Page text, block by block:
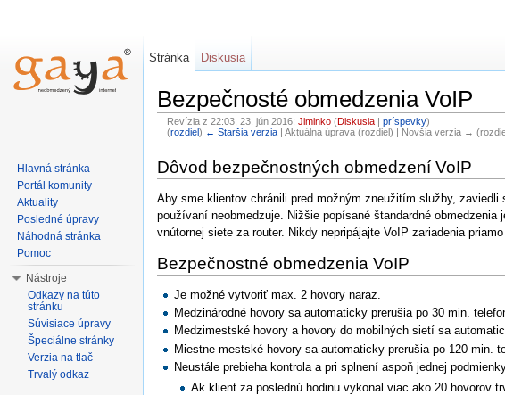
Bezpečnosté obmedzenia VoIP
Revízia z 22:03, 23. jún 2016; Jiminko (Diskusia| príspevky)
(rozdiel) ← Staršia verzia| Aktuálna úprava (rozdiel) | Novšia verzia →
Dôvod bezpečnostných obmedzení VoIP
Aby sme klientov chránili pred možným zneužitím služby,
používaní neobmedzuje. Nižšie popísané štandardné
vnútornej siete za router. Nikdy nepripájajte VoIP zariadenia
Bezpečnostné obmedzenia VoIP
Je možné vytvoriť max. 2 hovory naraz.
Medzinárodné hovory sa automaticky prerušia po 30 min.
Medzimestské hovory a hovory do mobilných sietí sa
Miestne mestské hovory sa automaticky prerušia po 120 min.
Neustále prebieha kontrola a pri splnení aspoň jednej
Ak klient za poslednú hodinu vykonal viac ako 20 hovorov
Stránka Diskusia
Hlavná stránka
Portál komunity
Aktuality
Posledné úpravy
Náhodná stránka
Pomoc
Nástroje
Odkazy na túto
stránku
Súvisiace úpravy
Špeciálne stránky
Verzia na tlač
Trvalý odkaz